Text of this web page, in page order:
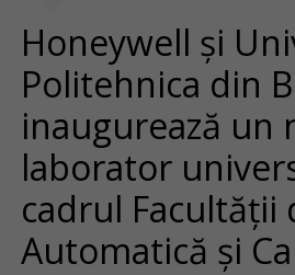
Honeywell și
Politehnica din
inaugurează un
laborator
cadrul Facultății
Automatică și